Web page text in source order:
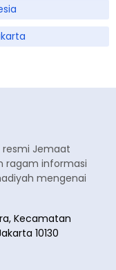
Jemaat
ragam informasi
mengenai
Kecamatan
10130